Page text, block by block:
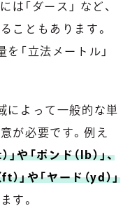
は「ダース」 など、
こともあります。
「立法メートル」
によって一般的な単
が必要です。例え
や「ポンド（lb）」、
」や「ヤード（yd）」
す。